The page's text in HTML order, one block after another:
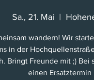
Sa., 21. Mai
  |
wandern! Wir
in der
Bringt Freunde mit ;)
einen Ersatztermin